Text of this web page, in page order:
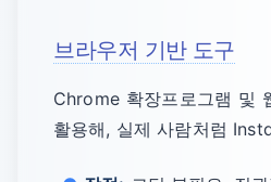
브라우저 기반 도구
Chrome 확장프로그램 및
활용해, 실제 사람처럼